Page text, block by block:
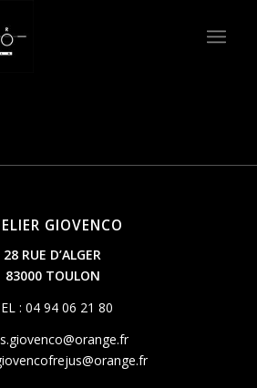
GIOVENCO
28 RUE D’ALGER
83000 TOULON
: 04 94 06 21 80